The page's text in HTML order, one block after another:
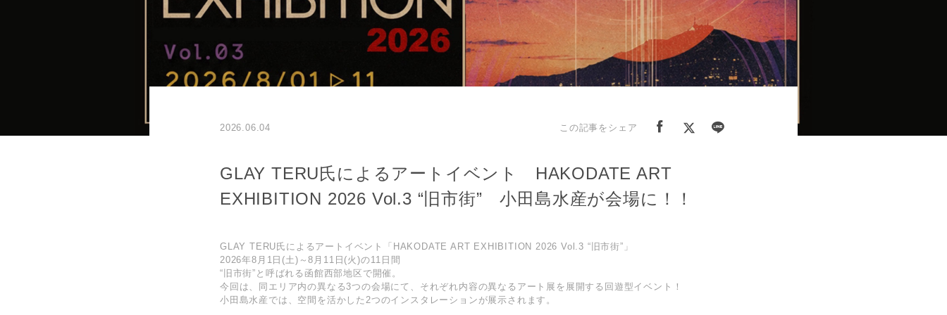
2026.06.04 この記事をシェア
GLAY TERU氏によるアートイベント HAKODATE ART
EXHIBITION 2026 Vol.3 “旧市街” 小田島水産が会場に！！
GLAY TERU氏によるアートイベント「HAKODATE ART EXHIBITION 2026 Vol.3 “旧市街”」
2026年8月1日(土)～8月11日(火)の11日間
“旧市街”と呼ばれる函館西部地区で開催。
今回は、同エリア内の異なる3つの会場にて、それぞれ内容の異なるアート展を展開する回遊型イベント！
小田島水産では、空間を活かした2つのインスタレーションが展示されます。